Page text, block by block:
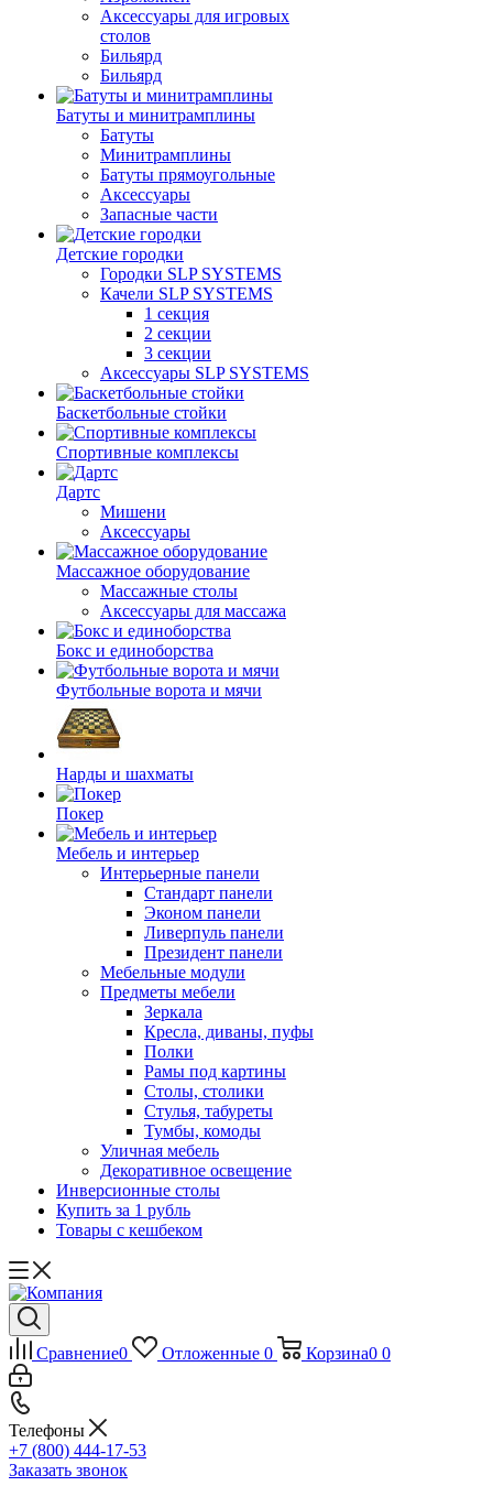
Аксессуары для игровых
столов
Бильяpд
Бильяpд
Батуты и минитрамплины
Батуты
Минитрамплины
Батуты прямоугольные
Аксессуары
Запасные части
Детские городки
Городки SLP SYSTEMS
Качели SLP SYSTEMS
1 секция
2 секции
3 секции
Аксессуары SLP SYSTEMS
Баскетбольные стойки
Спортивные комплексы
Дартс
Мишени
Аксессуары
Массажное оборудование
Массажные столы
Аксессуары для массажа
Бокс и единоборства
Футбольные ворота и мячи
Нарды и шахматы
Покер
Мебель и интерьер
Интерьерные панели
Стандарт панели
Эконом панели
Ливерпуль панели
Президент панели
Мебельные модули
Предметы мебели
Зеркала
Кресла, диваны, пуфы
Полки
Рамы под картины
Столы, столики
Стулья, табуреты
Тумбы, комоды
Уличная мебель
Декоративное освещение
Инверсионные столы
Купить за 1 рубль
Товары с кешбеком
Сравнение0 Отложенные 0 Корзина0 0
Телефоны
+7 (800) 444-17-53
Заказать звонок